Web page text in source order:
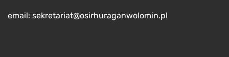
email: sekretariat@osirhuraganwolomin.pl